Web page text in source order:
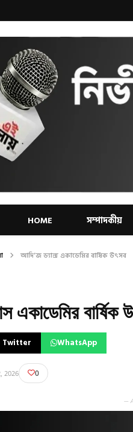
HOME সম্পাদকীয়
আদি’জ ড্যান্স একাডেমির বার্ষিক উৎসব
একাডেমির বার্ষিক
Twitter WhatsApp
2026 0
—